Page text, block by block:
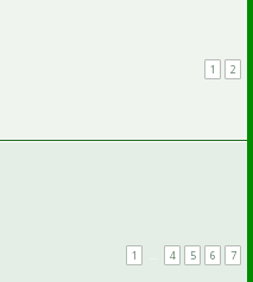
1 2
1 4 5 6 7